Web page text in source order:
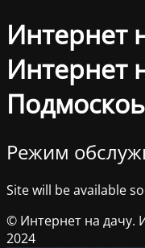
Интернет
Интернет
Режим
Site will be available
© Интернет на дачу.
2024